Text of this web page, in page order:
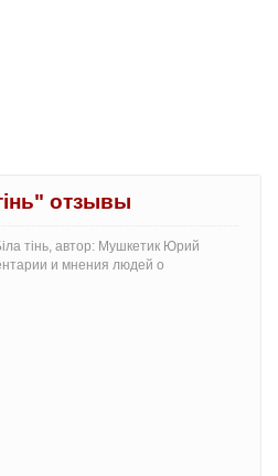
отзывы
тiнь, автор: Мушкетик Юрий
и мнения людей о